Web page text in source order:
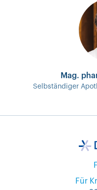
Mag.
Selbständiger
Für